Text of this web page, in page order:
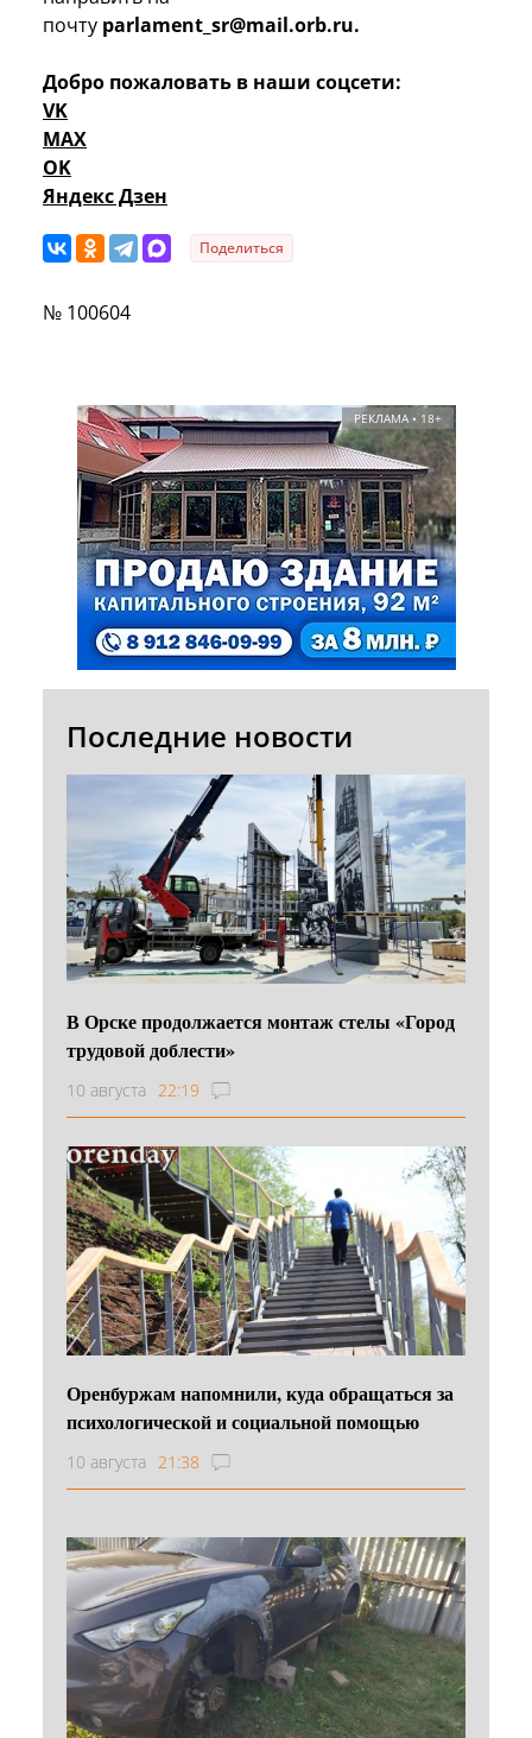
почту parlament_sr@mail.orb.ru.
Добро пожаловать в наши соцсети:
VK
MAX
OK
Яндекс Дзен
Поделиться
№ 100604
РЕКЛАМА • 18+
Последние новости
В Орске продолжается монтаж стелы «Город
трудовой доблести»
10 августа 22:19
Оренбуржам напомнили, куда обращаться за
психологической и социальной помощью
10 августа 21:38